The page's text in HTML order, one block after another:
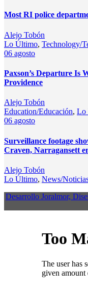
Most RI police
Alejo Tobón
Lo Último, Technology/
06 agosto
Paxson’s Departure Is
Providence
Alejo Tobón
Education/Educación, Lo
06 agosto
Surveillance footage
Craven, Narragansett
Alejo Tobón
Lo Último, News/
Desarrollo Joralmor,